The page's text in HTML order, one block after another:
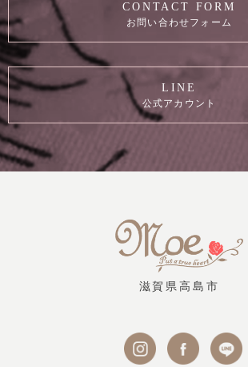
CONTACT FORM
お問い合わせフォーム
LINE
公式アカウント
滋賀県高島市